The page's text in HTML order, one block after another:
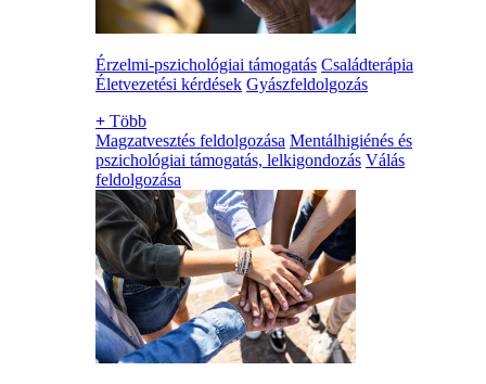
Érzelmi-pszichológiai támogatás Családterápia
Életvezetési kérdések Gyászfeldolgozás
+ Több
Magzatvesztés feldolgozása Mentálhigiénés és
pszichológiai támogatás, lelkigondozás Válás
feldolgozása